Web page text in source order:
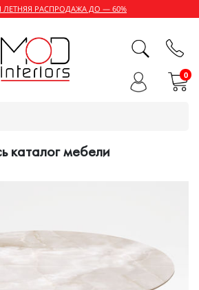
РАСПРОДАЖА ДО — 60%
0
каталог мебели